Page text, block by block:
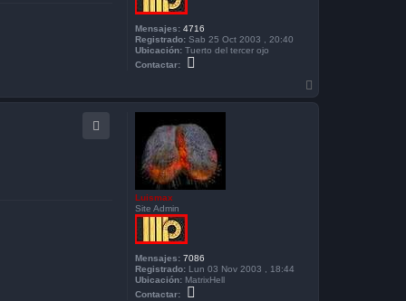
Mensajes: 4716
Registrado: Sab 25 Oct 2003 , 20:40
Ubicación: Tuerto del tercer ojo
Contactar:
a
c
t
r
K
i
r
r
Luismax
Site Admin
Mensajes: 7086
Registrado: Lun 03 Nov 2003 , 18:44
Ubicación: MatrixHell
Contactar: